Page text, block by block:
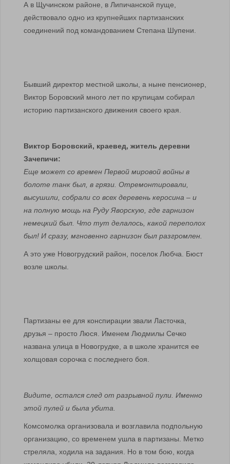
А в Щучинском районе, в Липичанской пуще,
действовало одно из крупнейших партизанских
соединений под командованием Степана Шупени.
Бывший директор местной школы, а ныне пенсионер,
Виктор Боровский много лет по крупицам собирал
историю партизанского движения своего края.
Виктор Боровский, краевед, житель деревни
Зачепичи:
Еще может со времен Первой мировой войны в
болоте танк был, в грязи. Отремонтировали,
высушили, собрали со всех деревень керосина – и
на полную мощь на Руду Яворскую, где гарнизон
немецкий был. Что тут делалось, какой переполох
был! И сразу, мгновенно гарнизон был разгромлен.
А это уже Новогрудский район, поселок Любча. Бюст
возле школы.
Партизаны ее для конспирации звали Ласточка,
друзья – просто Люся. Именем Людмилы Сечко
названа улица в Новогрудке, а в школе хранится ее
холщовая сорочка с последнего боя.
Видите, остался след от разрывной пули. Именно
этой пулей и была убита.
Комсомолка организовала и возглавила подпольную
организацию, со временем ушла в партизаны. Метко
стреляла, ходила на задания. Но в том бою, когда